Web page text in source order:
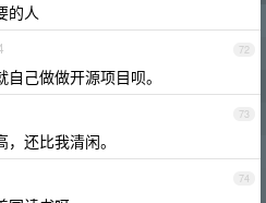
的人
72
己做做开源项目呗。
73
还比我清闲。
74